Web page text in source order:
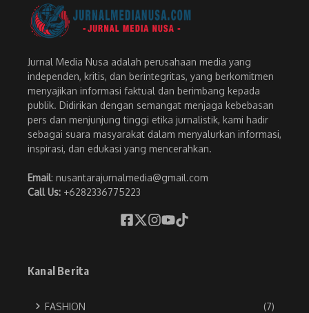
Jurnal Media Nusa adalah perusahaan media yang
independen, kritis, dan berintegritas, yang berkomitmen
menyajikan informasi faktual dan berimbang kepada
publik. Didirikan dengan semangat menjaga kebebasan
pers dan menjunjung tinggi etika jurnalistik, kami hadir
sebagai suara masyarakat dalam menyalurkan informasi,
inspirasi, dan edukasi yang mencerahkan.
Email: nusantarajurnalmedia@gmail.com
Call Us: +6282336775223
Kanal Berita
FASHION (7)